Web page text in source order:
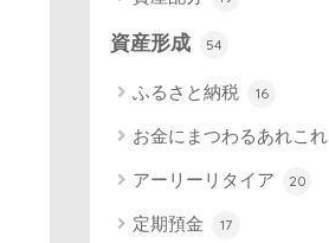
資産形成 54
ふるさと納税 16
お金にまつわるあれこれ
アーリーリタイア 20
定期預金 17